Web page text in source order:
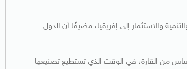
والاستثمار إلى إفريقيا، مضيفًا أن الدول
من القارة، في الوقت الذي تستطيع تصنيعها